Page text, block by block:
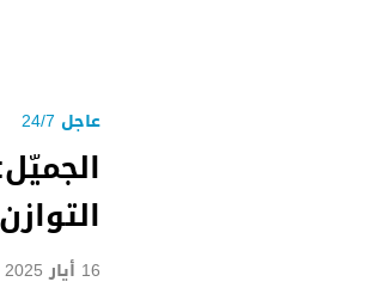
عاجل 24/7
16 أيار 2025 الساعة 15:25